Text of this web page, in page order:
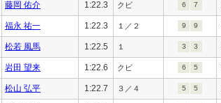
藤岡 佑介 1:22.3 クビ 6 7
福永 祐一 1:22.3 １／２ 9 9
松若 風馬 1:22.5 １ 3 3
岩田 望来 1:22.6 クビ 6 5
松山 弘平 1:22.7 ３／４ 5 5